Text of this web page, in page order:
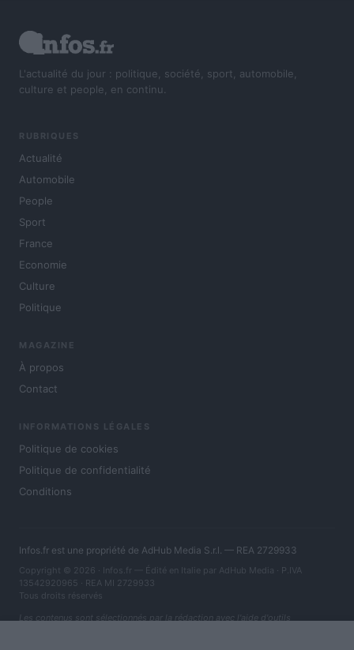
L'actualité du jour : politique, société, sport, automobile,
culture et people, en continu.
RUBRIQUES
Actualité
Automobile
People
Sport
France
Economie
Culture
Politique
MAGAZINE
À propos
Contact
INFORMATIONS LÉGALES
Politique de cookies
Politique de confidentialité
Conditions
Infos.fr est une propriété de AdHub Media S.r.l. — REA 2729933
Copyright © 2026 · Infos.fr — Édité en Italie par AdHub Media · P.IVA
13542920965 · REA MI 2729933
Tous droits réservés
Les contenus sont sélectionnés par la rédaction avec l'aide d'outils